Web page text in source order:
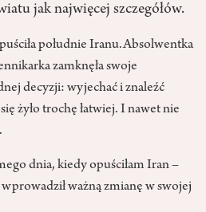
jak najwięcej szczegółów.
południe Iranu.Absolwentka
zamknęła swoje
decyzji: wyjechać i znaleźć
żyło trochę łatwiej. I nawet nie
dnia, kiedy opuściłam Iran –
ważną zmianę w swojej